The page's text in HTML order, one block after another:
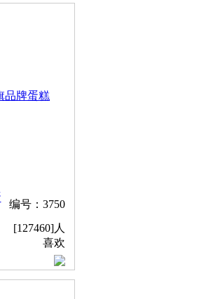
编号：3750
[127460]人
喜欢